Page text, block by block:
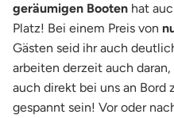
geräumigen Booten hat
Platz! Bei einem Preis von
Gästen seid ihr auch
arbeiten derzeit auch
auch direkt bei uns an Bord
gespannt sein! Vor oder